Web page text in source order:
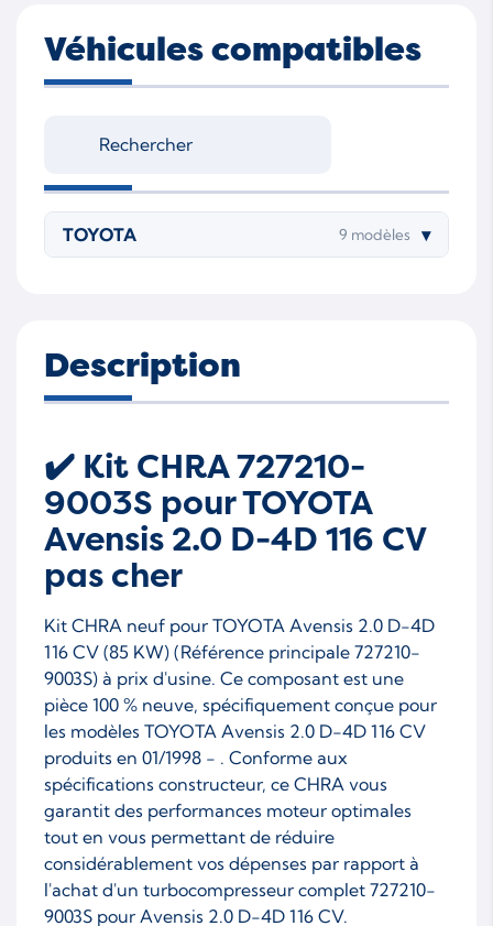
Véhicules compatibles
TOYOTA 9 modèles ▾
Description
✔️ Kit CHRA 727210-
9003S pour TOYOTA
Avensis 2.0 D-4D 116 CV
pas cher
Kit CHRA neuf pour TOYOTA Avensis 2.0 D-4D
116 CV (85 KW) (Référence principale 727210-
9003S) à prix d'usine. Ce composant est une
pièce 100 % neuve, spécifiquement conçue pour
les modèles TOYOTA Avensis 2.0 D-4D 116 CV
produits en 01/1998 - . Conforme aux
spécifications constructeur, ce CHRA vous
garantit des performances moteur optimales
tout en vous permettant de réduire
considérablement vos dépenses par rapport à
l'achat d'un turbocompresseur complet 727210-
9003S pour Avensis 2.0 D-4D 116 CV.